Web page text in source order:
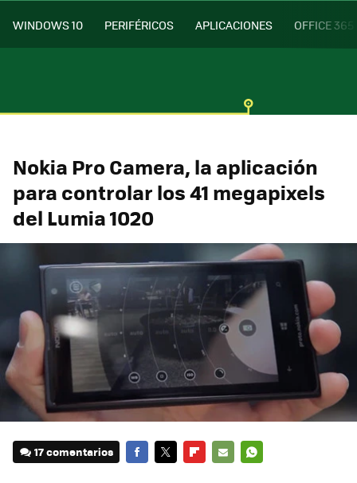
WINDOWS 10 PERIFÉRICOS APLICACIONES OFFICE 365
Nokia Pro Camera, la aplicación
para controlar los 41 megapixels
del Lumia 1020
17 comentarios